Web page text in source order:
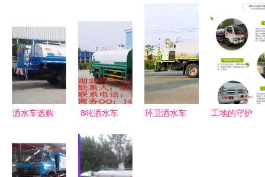
卫先锋
价格的完美
融合
车10吨洒水
车工厂
洒水车选购
选我们，实
力铸就品质
8吨洒水车
东风多利卡
洒水车价格
环卫洒水车
工地的守护